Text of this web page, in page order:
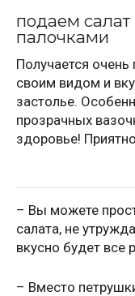
подаем
палочками
Получается очень
своим видом и
застолье.
прозрачных
здоровье!
– Вы можете
салата, не
вкусно будет все
– Вместо